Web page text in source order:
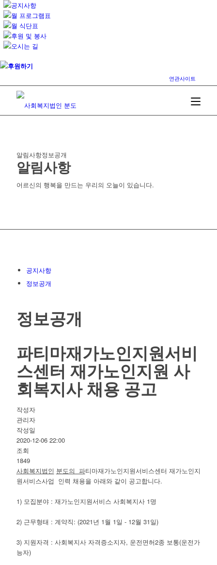
공지사항
월 프로그램표
월 식단표
후원 및 봉사
오시는 길
후원하기
연관사이트
알림사항정보공개
알림사항
어르신의 행복을 만드는 우리의 오늘이 있습니다.
공지사항
정보공개
정보공개
파티마재가노인지원서비
스센터 재가노인지원 사
회복지사 채용 공고
작성자
관리자
작성일
2020-12-06 22:00
조회
1849
사회복지법인 분도의 파티마재가노인지원서비스센터 재가노인지
원서비스사업 인력 채용을 아래와 같이 공고합니다.
1) 모집분야 : 재가노인지원서비스 사회복지사 1명
2) 근무형태 : 계약직: (2021년 1월 1일 - 12월 31일)
3) 지원자격 : 사회복지사 자격증소지자, 운전면허2종 보통(운전가
능자)